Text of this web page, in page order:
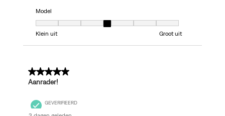
Model
Model, 4 van 7, waarbij 1 gelijk is aan Klein uit en 7 gelijk is aan Groot uit
Klein uit
Groot uit
5 van 5 sterren.
Aanrader!
GEVERIFIEERD